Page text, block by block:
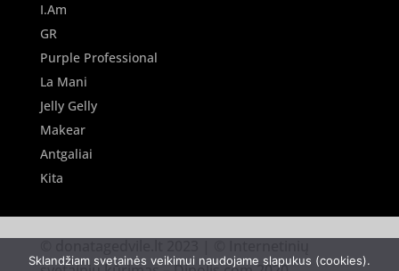
I.Am
GR
Purple Professional
La Mani
Jelly Gelly
Makear
Antgaliai
Kita
Sklandžiam svetainės veikimui naudojame slapukus (cookies).